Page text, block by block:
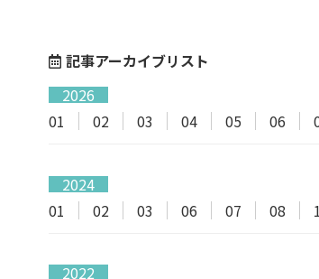
記事アーカイブリスト
2026
01
02 03 04 05 06
2024
01
02 03 06 07 08
2022